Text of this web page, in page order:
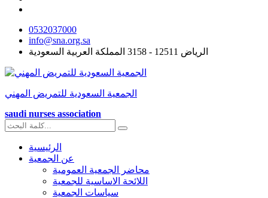
0532037000
info@sna.org.sa
الرياض 12511 - 3158 المملكة العربية السعودية
الجمعية السعودية للتمريض المهني
saudi nurses association
الرئيسية
عن الجمعية
محاضر الجمعية العمومية
اللائحة الاساسية للجمعية
سياسات الجمعية